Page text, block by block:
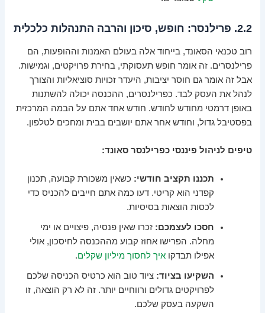
2.2. פרילנסר: חופש, סיכון והרבה התנהלות כלכלית
רוב טכנאי הסאונד, בייחוד אלה בעולם האמנות וההופעות, הם
פרילנסרים. זה אומר חופש תעסוקתי, בחירת פרויקטים, וגמישות.
אבל זה אומר גם חוסר יציבות, היעדר זכויות סוציאליות והצורך
לנהל את העסק לבד. כפרילנסרים, ההכנסה יכולה להשתנות
באופן דרמטי מחודש לחודש. חודש אחד אתם על הבמה המרכזית
בפסטיבל גדול, וחודש אחר אתם יושבים בבית ומחכים לטלפון.
טיפים לניהול פיננסי כפרילנסר סאונד:
תכננו תקציב חודשי: כשאין משכורת קבועה, תכנון
קפדני הוא קריטי. דעו כמה אתם חייבים להכניס כדי
לכסות הוצאות בסיסיות.
חסכו לעצמכם: זכרו שאין פנסיה, פיצויים או ימי
מחלה. הפרישו אחוז קבוע מההכנסה לחיסכון, אולי
אפילו תבדקואיך לחסוך מיליון שקלים.
השקיעו בציוד: ציוד טוב הוא כרטיס הכניסה שלכם
לפרויקטים גדולים ורווחיים יותר. זה לא רק הוצאה, זו
השקעה בעסק שלכם.